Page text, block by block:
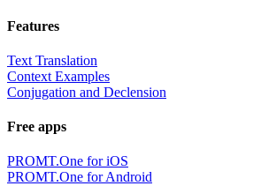
Features
Text Translation
Context Examples
Conjugation and Declension
Free apps
PROMT.One for iOS
PROMT.One for Android